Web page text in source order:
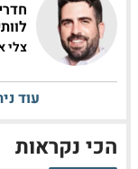
צלי
עוד
הכי נקראות